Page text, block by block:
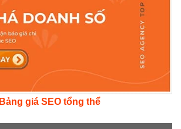
Bảng giá SEO tổng thể